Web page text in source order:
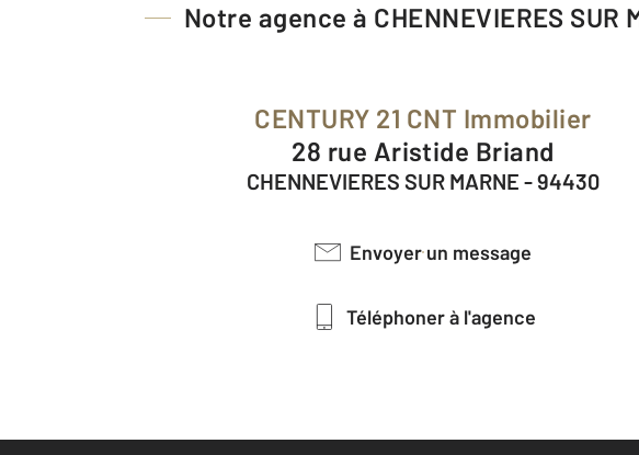
Notre agence à CHENNEVIERES SUR
CENTURY 21 CNT Immobilier
28 rue Aristide Briand
CHENNEVIERES SUR MARNE - 94430
Envoyer un message
Téléphoner à l'agence